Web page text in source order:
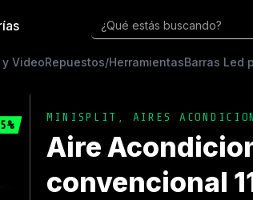
¿Qué estás buscando?
VideoRepuestos/HerramientasBarras Led
MINISPLIT AIRES
Aire
convencional